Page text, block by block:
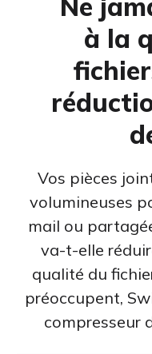
Excel en PDF
DWG en PDF
JPG en PDF
HEIC en PDF
Tous les outils en ligne>>
Signer
Signer
et des images de
SwifDoo lA
Résume
discute avec vos PDF
Protéger par mot de
la copie,
Ne
à la
Vos pièces
volumineuses
mail ou
va-t-elle
qualité du
préoccupent,
compresseur